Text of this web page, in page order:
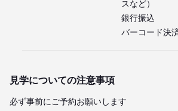
スなど）
銀行振込
バーコード決
見学についての注意事項
必ず事前にご予約お願いします